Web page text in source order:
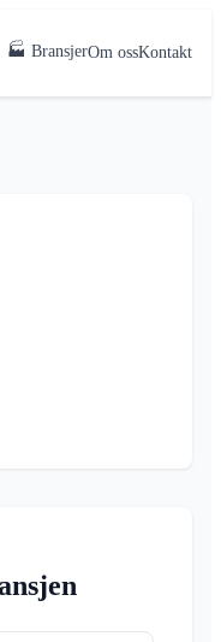
🏭 BransjerOm ossKontakt